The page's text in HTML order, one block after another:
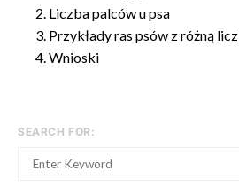
Liczba palców u psa
Przykłady ras psów z różną
Wnioski
SEARCH FOR: